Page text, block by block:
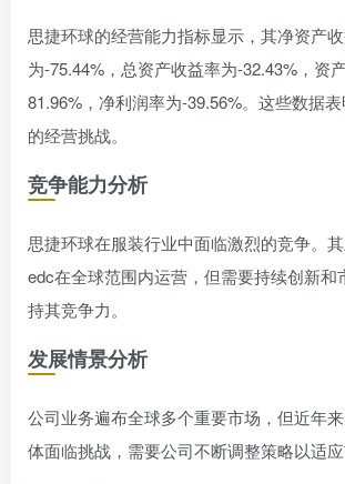
思捷环球的经营能力指标显示，其净资产
为-75.44%，总资产收益率为-32.43%，资
81.96%，净利润率为-39.56%。这些数据
的经营挑战。
竞争能力分析
思捷环球在服装行业中面临激烈的竞争。
edc在全球范围内运营，但需要持续创新和
持其竞争力。
发展情景分析
公司业务遍布全球多个重要市场，但近年
体面临挑战，需要公司不断调整策略以适应